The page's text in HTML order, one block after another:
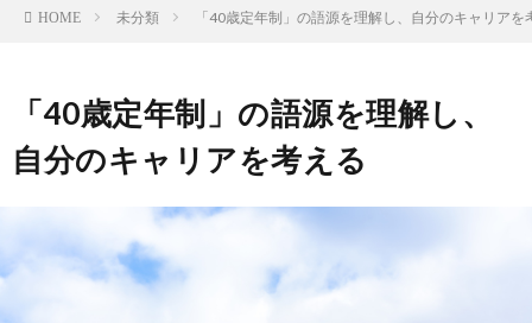
HOME 未分類 「40歳定年制」の語源を理解し、自分のキャリアを
「40歳定年制」の語源を理解し、
自分のキャリアを考える